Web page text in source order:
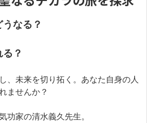
なる？
？
、未来を切り拓く。あなた自身の人
ませんか？
功家の清水義久先生。